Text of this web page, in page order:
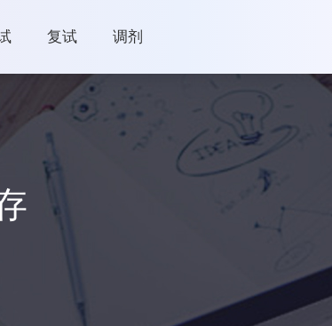
复试 调剂